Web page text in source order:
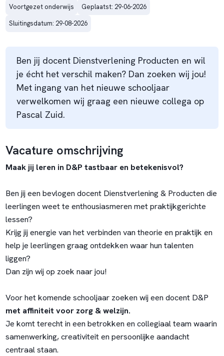
Voortgezet onderwijs
Geplaatst: 29-06-2026
Sluitingsdatum: 29-08-2026
Ben jij docent Dienstverlening Producten en wil
je écht het verschil maken? Dan zoeken wij jou!
Met ingang van het nieuwe schooljaar
verwelkomen wij graag een nieuwe collega op
Pascal Zuid.
Vacature omschrijving
Maak jij leren in D&P tastbaar en betekenisvol?
Ben jij een bevlogen docent Dienstverlening & Producten die
leerlingen weet te enthousiasmeren met praktijkgerichte
lessen?
Krijg jij energie van het verbinden van theorie en praktijk en
help je leerlingen graag ontdekken waar hun talenten
liggen?
Dan zijn wij op zoek naar jou!
Voor het komende schooljaar zoeken wij een docent D&P
met affiniteit voor zorg & welzijn.
Je komt terecht in een betrokken en collegiaal team waarin
samenwerking, creativiteit en persoonlijke aandacht
centraal staan.